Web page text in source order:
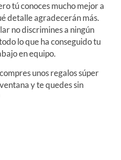
tú conoces mucho mejor a
detalle agradecerán más.
no discrimines a ningún
lo que ha conseguido tu
en equipo.
unos regalos súper
y te quedes sin